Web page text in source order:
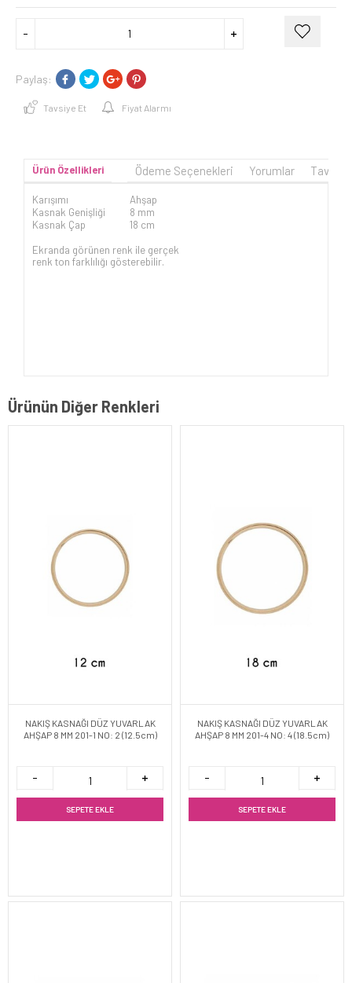
Paylaş:
Tavsiye Et Fiyat Alarmı
Ürün Özellikleri Ödeme Seçenekleri Yorumlar
Karışımı
Ahşap
Kasnak Genişliği
8 mm
Kasnak Çap
18 cm
Ekranda görünen renk ile gerçek
renk ton farklılığı gösterebilir.
Ürünün Diğer Renkleri
NAKIŞ KASNAĞI DÜZ YUVARLAK
AHŞAP 8 MM 201-1 NO: 2 (12.5cm)
SEPETE EKLE
NAKIŞ KASNAĞI DÜZ YUVARLAK
AHŞAP 8 MM 201-4 NO: 4 (18.5cm)
SEPETE EKLE